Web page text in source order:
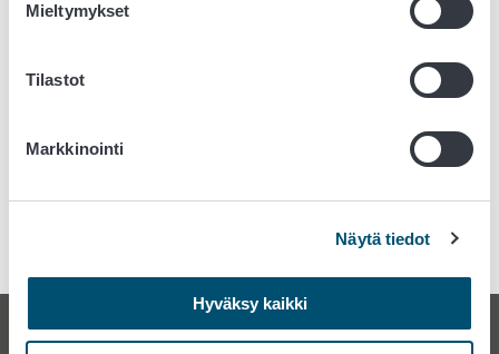
Mieltymykset
Tilastot
Markkinointi
Näytä tiedot
Hyväksy kaikki
Elintarvikemarkkinavaltuutetun toimisto